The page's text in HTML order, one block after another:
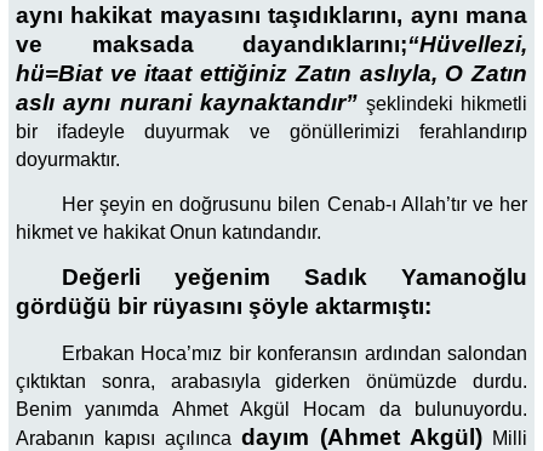
aynı hakikat mayasını taşıdıklarını, aynı mana
ve maksada dayandıklarını;“Hüvellezi,
hü=Biat ve itaat ettiğiniz Zatın aslıyla, O Zatın
aslı aynı nurani kaynaktandır” şeklindeki hikmetli
bir ifadeyle duyurmak ve gönüllerimizi ferahlandırıp
doyurmaktır.
Her şeyin en doğrusunu bilen Cenab-ı Allah’tır ve her
hikmet ve hakikat Onun katındandır.
Değerli yeğenim Sadık Yamanoğlu
gördüğü bir rüyasını şöyle aktarmıştı:
Erbakan Hoca’mız bir konferansın ardından salondan
çıktıktan sonra, arabasıyla giderken önümüzde durdu.
Benim yanımda Ahmet Akgül Hocam da bulunuyordu.
Arabanın kapısı açılınca dayım (Ahmet Akgül) Milli